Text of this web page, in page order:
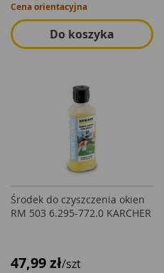
Cena orientacyjna
Do koszyka
Środek do czyszczenia okien
RM 503 6.295-772.0 KARCHER
47,99 zł/szt